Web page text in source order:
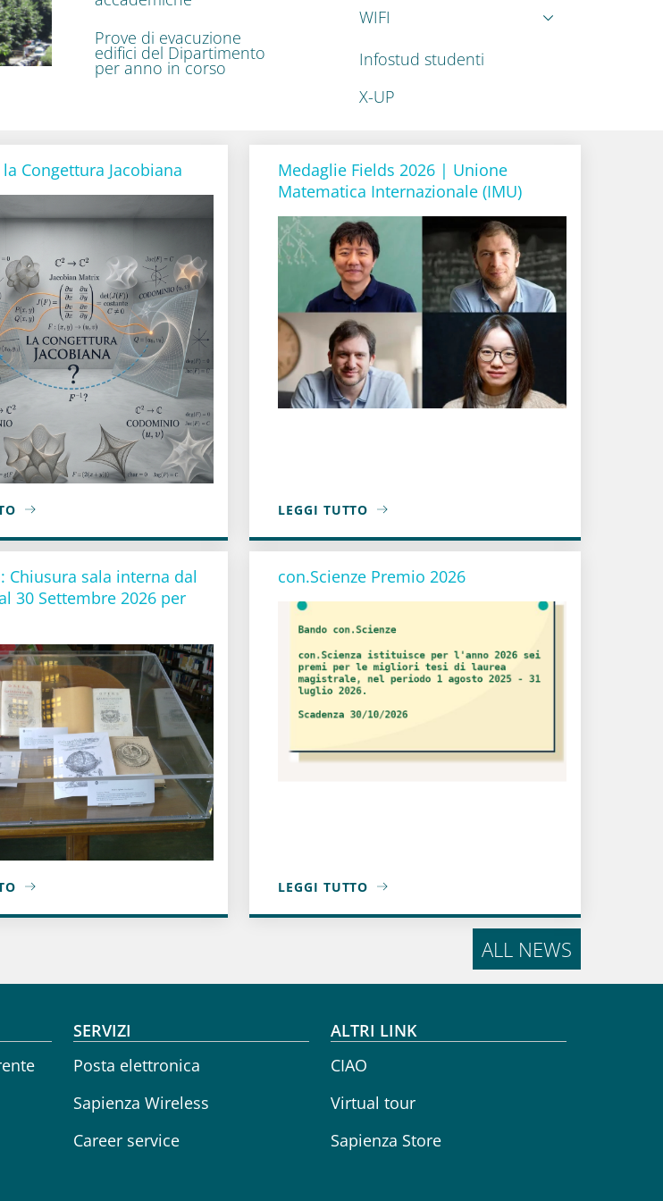
Prove di evacuzione
edifici del Dipartimento
per anno in corso
WIFI
Infostud studenti
X-UP
Congettura Jacobiana
DI CONFUTATA LA CONGETTURA JACOBIANA
Medaglie Fields 2026 | Unione
Matematica Internazionale (IMU)
LEGGI TUTTO
A PROPOSITO DI MEDAGLIE FIELDS 2026 | UNIONE
Chiusura sala interna dal
30 Settembre 2026 per
DI BIBLIOTECA: CHIUSURA SALA INTERNA DAL 20 LUGLIO AL 30 SETTEMBRE 2026 PER
con.Scienze Premio 2026
LEGGI TUTTO
A PROPOSITO DI CON.SCIENZE PREMIO 2026
ALL NEWS
SERVIZI
Posta elettronica
Sapienza Wireless
Career service
ALTRI LINK
CIAO
Virtual tour
Sapienza Store